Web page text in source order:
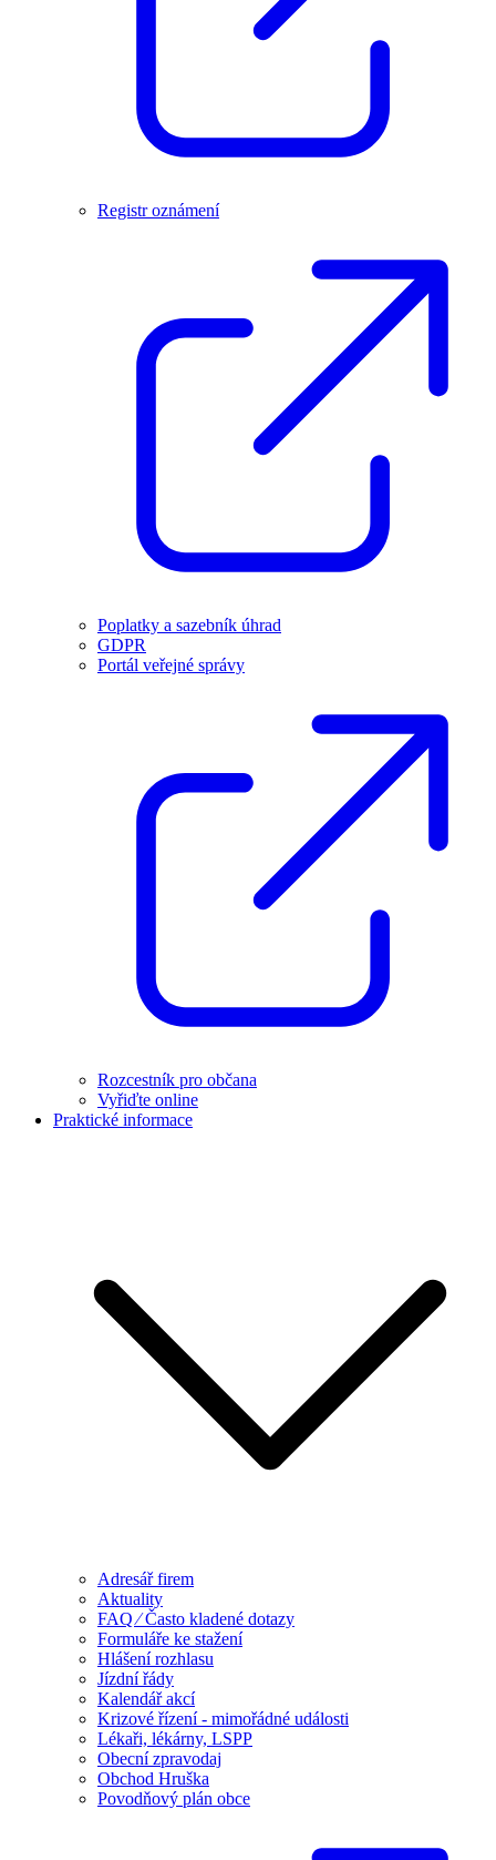
Registr oznámení
Poplatky a sazebník úhrad
GDPR
Portál veřejné správy
Rozcestník pro občana
Vyřiďte online
Praktické informace
Adresář firem
Aktuality
FAQ ⁄ Často kladené dotazy
Formuláře ke stažení
Hlášení rozhlasu
Jízdní řády
Kalendář akcí
Krizové řízení - mimořádné události
Lékaři, lékárny, LSPP
Obecní zpravodaj
Obchod Hruška
Povodňový plán obce